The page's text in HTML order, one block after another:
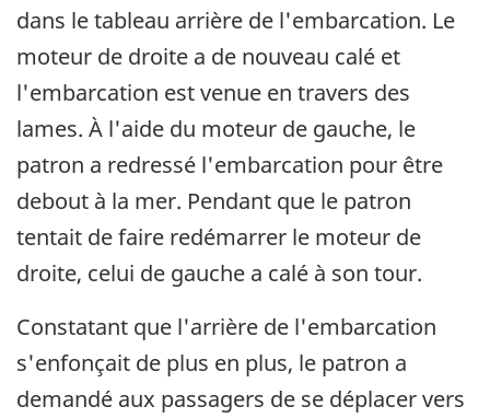
dans le tableau arrière de l'embarcation. Le
moteur de droite a de nouveau calé et
l'embarcation est venue en travers des
lames. À l'aide du moteur de gauche, le
patron a redressé l'embarcation pour être
debout à la mer. Pendant que le patron
tentait de faire redémarrer le moteur de
droite, celui de gauche a calé à son tour.
Constatant que l'arrière de l'embarcation
s'enfonçait de plus en plus, le patron a
demandé aux passagers de se déplacer vers